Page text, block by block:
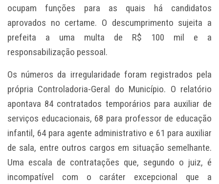
ocupam funções para as quais há candidatos
aprovados no certame. O descumprimento sujeita a
prefeita a uma multa de R$ 100 mil e a
responsabilização pessoal.
Os números da irregularidade foram registrados pela
própria Controladoria-Geral do Município. O relatório
apontava 84 contratados temporários para auxiliar de
serviços educacionais, 68 para professor de educação
infantil, 64 para agente administrativo e 61 para auxiliar
de sala, entre outros cargos em situação semelhante.
Uma escala de contratações que, segundo o juiz, é
incompatível com o caráter excepcional que a